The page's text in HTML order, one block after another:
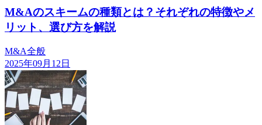
M&Aのスキームの種類とは？それぞれの特徴やメ
リット、選び方を解説
M&A全般
2025年09月12日